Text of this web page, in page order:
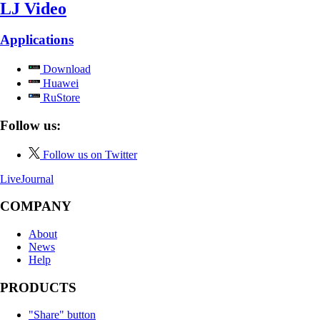
LJ Video
Applications
Download
Huawei
RuStore
Follow us:
Follow us on Twitter
LiveJournal
COMPANY
About
News
Help
PRODUCTS
"Share" button